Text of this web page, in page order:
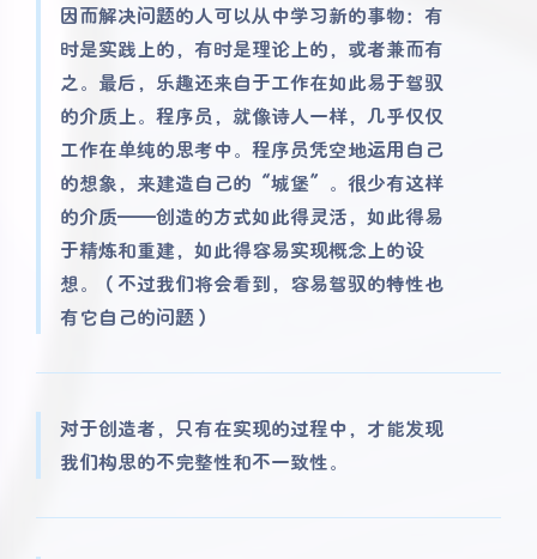
因而解决问题的人可以从中学习新的事物：有
时是实践上的，有时是理论上的，或者兼而有
之。最后，乐趣还来自于工作在如此易于驾驭
的介质上。程序员，就像诗人一样，几乎仅仅
工作在单纯的思考中。程序员凭空地运用自己
的想象，来建造自己的“城堡”。很少有这样
的介质——创造的方式如此得灵活，如此得易
于精炼和重建，如此得容易实现概念上的设
想。（不过我们将会看到，容易驾驭的特性也
有它自己的问题）
对于创造者，只有在实现的过程中，才能发现
我们构思的不完整性和不一致性。